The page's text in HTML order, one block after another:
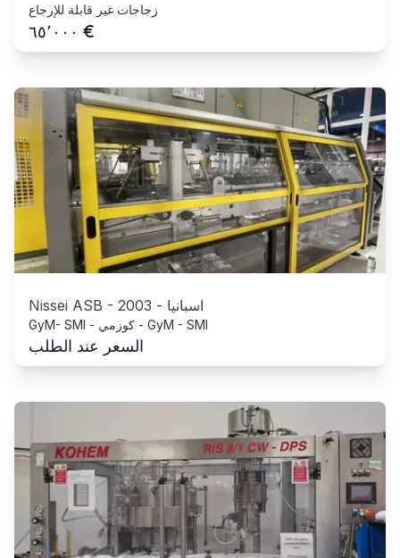
زجاجات غير قابلة للإرجاع
٦٥٬٠٠٠ €
Nissei ASB - 2003 - اسبانيا
GyM- SMI - كوزمي - GyM - SMI
السعر عند الطلب